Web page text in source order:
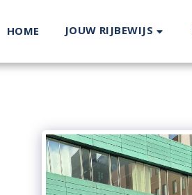
HOME JOUW RIJBEWIJS